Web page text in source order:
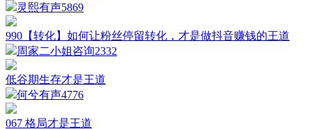
灵熙有声5869
990【转化】如何让粉丝停留转化，才是做抖音赚钱的王道
周家二小姐咨询2332
低谷期生存才是王道
何兮有声4776
067 格局才是王道